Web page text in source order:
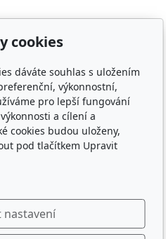
tácky, sběratelské tácky,
známky, třídní sraz, sraz
sraz gymnázia, sraz ze
spolužáci, památka,
plates, Řím, Paříž,
Oktoberfest, Zapft
cookies
dáváte souhlas s uložením
výkonnostní,
pro lepší fungování
a cílení a
cookies budou uloženy,
pod tlačítkem Upravit
nastavení